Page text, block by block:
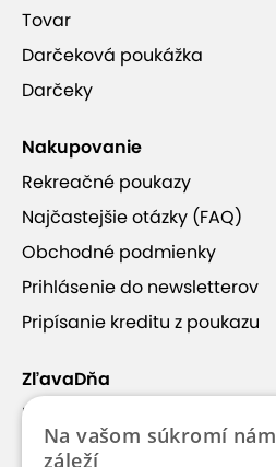
Tovar
Darčeková poukážka
Darčeky
Nakupovanie
Rekreačné poukazy
Najčastejšie otázky (FAQ)
Obchodné podmienky
Prihlásenie do newsletterov
Pripísanie kreditu z poukazu
ZľavaDňa
Náš príbeh
Kontakt
Na vašom súkromí nám
záleží